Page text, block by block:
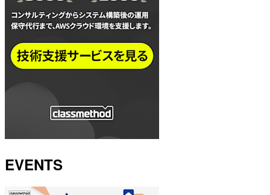
EVENTS